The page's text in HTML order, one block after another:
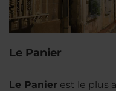
Le Panier
Le Panier est le plus